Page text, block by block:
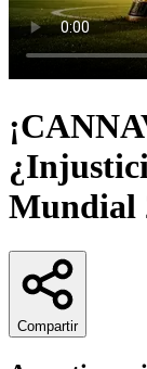
Mundial
Compartir